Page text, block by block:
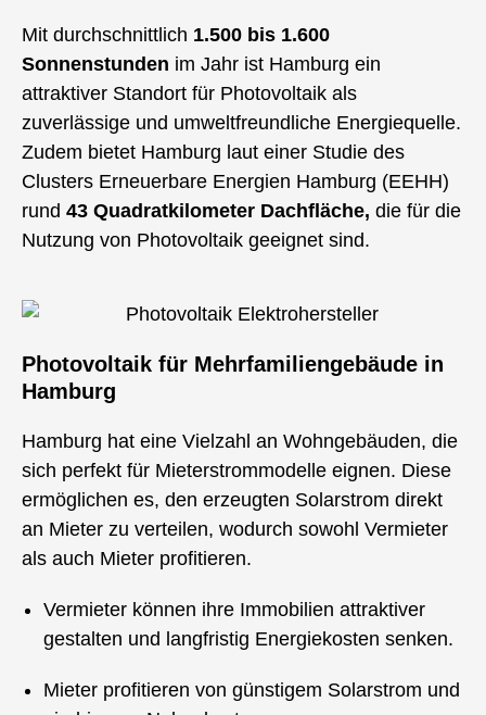
Mit durchschnittlich 1.500 bis 1.600
Sonnenstunden im Jahr ist Hamburg ein
attraktiver Standort für Photovoltaik als
zuverlässige und umweltfreundliche Energiequelle.
Zudem bietet Hamburg laut einer Studie des
Clusters Erneuerbare Energien Hamburg (EEHH)
rund 43 Quadratkilometer Dachfläche, die für die
Nutzung von Photovoltaik geeignet sind.
Photovoltaik für Mehrfamiliengebäude in
Hamburg
Hamburg hat eine Vielzahl an Wohngebäuden, die
sich perfekt für Mieterstrommodelle eignen. Diese
ermöglichen es, den erzeugten Solarstrom direkt
an Mieter zu verteilen, wodurch sowohl Vermieter
als auch Mieter profitieren.
Vermieter können ihre Immobilien attraktiver
gestalten und langfristig Energiekosten senken.
Mieter profitieren von günstigem Solarstrom und